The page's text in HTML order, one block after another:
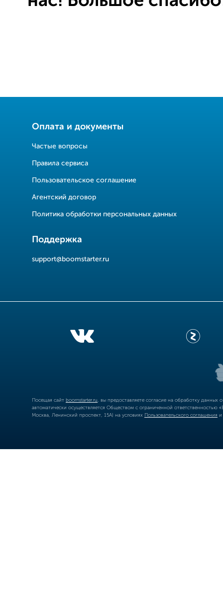
Оплата и документы
Частые вопросы
Правила сервиса
Пользовательское соглашение
Агентский договор
Политика обработки персональных данных
Поддержка
support@boomstarter.ru
Посещая сайт boomstarter.ru , вы предоставляете согласие на обработку
автоматически осуществляется Обществом с ограниченной
Москва, Ленинский проспект, 15А) на условиях Пользовательского соглашения и